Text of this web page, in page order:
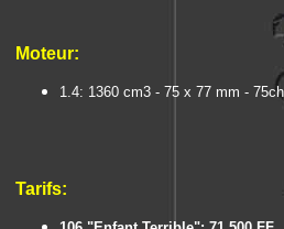
Moteur:
1.4: 1360 cm3 - 75 x 77 mm -
Tarifs: